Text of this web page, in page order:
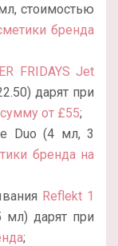
стоимостью
бренда
FRIDAYS Jet
) дарят при
от £55;
Duo (4 мл, 3
бренда на
Reflekt 1
мл) дарят при
;